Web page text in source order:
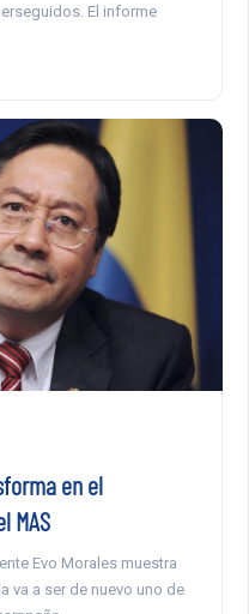
El informe
en el
MAS
Evo Morales muestra
va a ser de nuevo uno de